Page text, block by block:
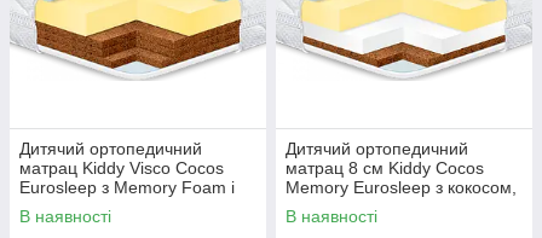
Дитячий ортопедичний
матрац Kiddy Visco Cocos
Eurosleep з Memory Foam і
кокосовою койрою,
двосторонній
В наявності
Дитячий ортопедичний
матрац 8 см Kiddy Cocos
Memory Eurosleep з кокосом,
піною пам'яті та знімним
чохлом
В наявності